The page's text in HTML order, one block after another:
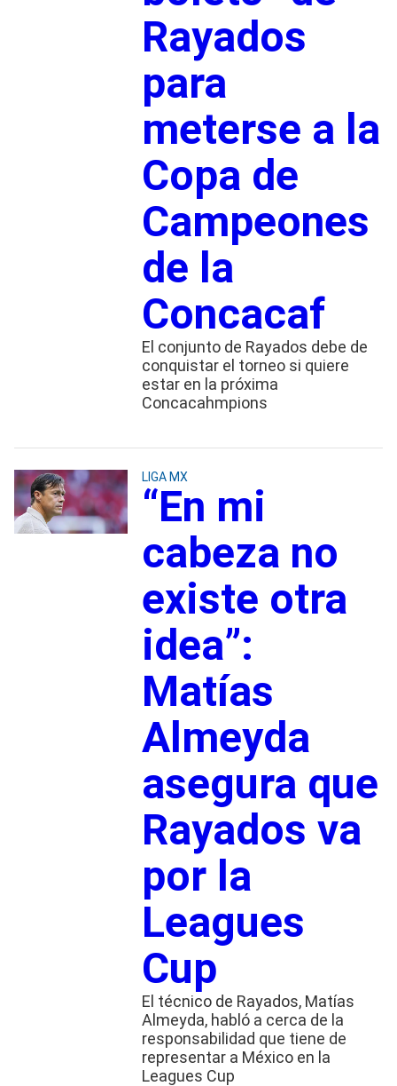
Rayados
para
meterse a la
Copa de
Campeones
de la
Concacaf
El conjunto de Rayados debe de
conquistar el torneo si quiere
estar en la próxima
Concacahmpions
LIGA MX
“En mi
cabeza no
existe otra
idea”:
Matías
Almeyda
asegura que
Rayados va
por la
Leagues
Cup
El técnico de Rayados, Matías
Almeyda, habló a cerca de la
responsabilidad que tiene de
representar a México en la
Leagues Cup